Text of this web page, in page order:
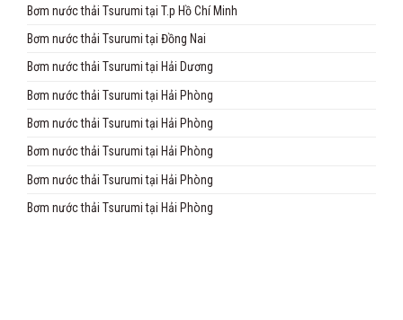
Bơm nước thải Tsurumi tại T.p Hồ Chí Minh
Bơm nước thải Tsurumi tại Đồng Nai
Bơm nước thải Tsurumi tại Hải Dương
Bơm nước thải Tsurumi tại Hải Phòng
Bơm nước thải Tsurumi tại Hải Phòng
Bơm nước thải Tsurumi tại Hải Phòng
Bơm nước thải Tsurumi tại Hải Phòng
Bơm nước thải Tsurumi tại Hải Phòng